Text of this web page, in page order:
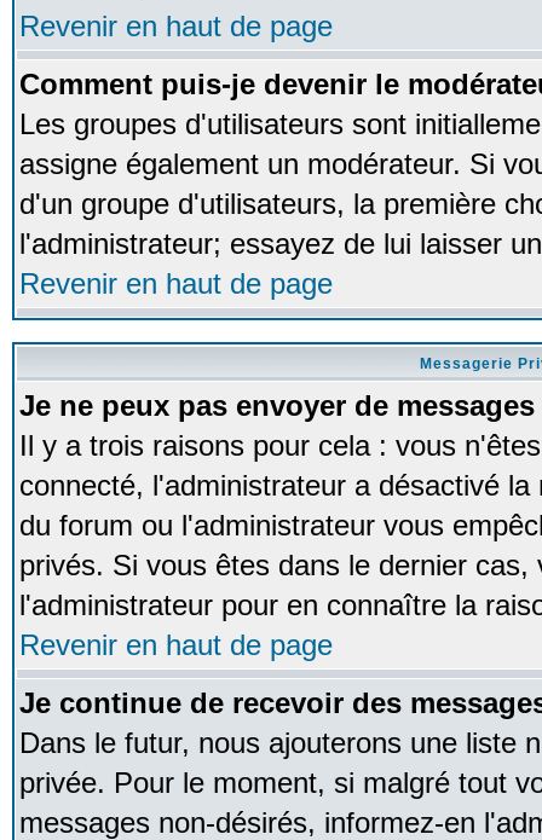
Revenir en haut de page
Comment puis-je devenir le
Les groupes d'utilisateurs sont
assigne également un modérateur. Si
d'un groupe d'utilisateurs, la première
l'administrateur; essayez de lui laisser
Revenir en haut de page
Messagerie
Je ne peux pas envoyer de
Il y a trois raisons pour cela : vous
connecté, l'administrateur a désactivé
du forum ou l'administrateur vous
privés. Si vous êtes dans le dernier
l'administrateur pour en connaître la
Revenir en haut de page
Je continue de recevoir des
Dans le futur, nous ajouterons une liste
privée. Pour le moment, si malgré tout
messages non-désirés, informez-en